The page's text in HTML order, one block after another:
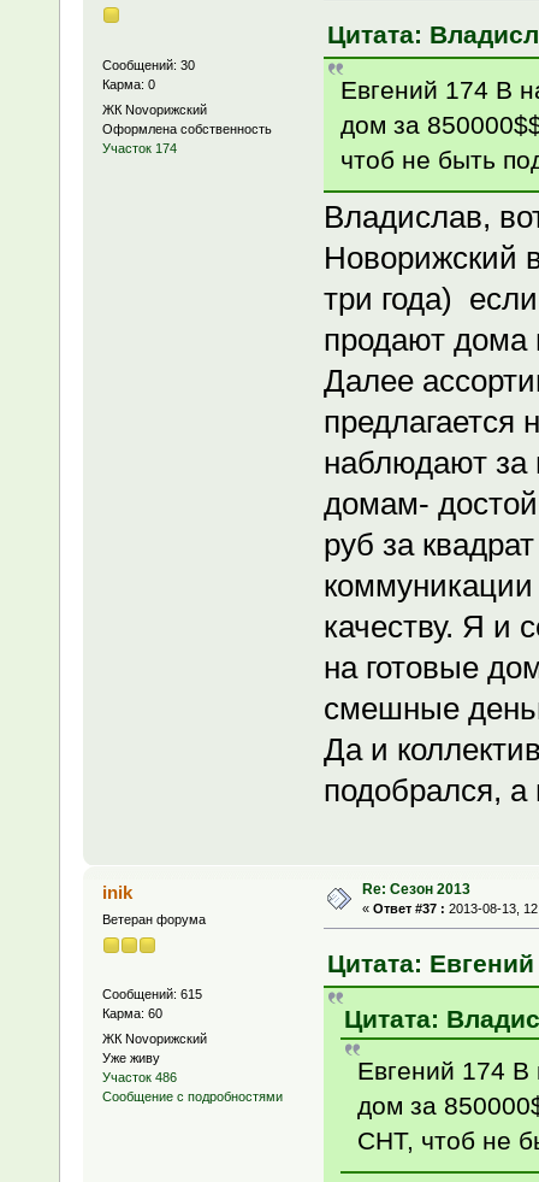
Сообщений: 30
Карма: 0
ЖК Novoрижский
Оформлена собственность
Участок 174
Цитата:
Евгений 174 В
дом за
чтоб не быть
Владислав,
Новорижский
три года)
продают
Далее
предлагается
наблюдают за
домам-
руб за
качеству. Я и
на готовые
смешные
Да и
подобрался, а
inik
Ветеран форума
Сообщений: 615
Карма: 60
ЖК Novoрижский
Уже живу
Участок 486
Сообщение с подробностями
Re: Сезон 2013
« Ответ #37 : 2013-08-13,
Цитата:
Цитата:
Евгений 174
дом за
СНТ, чтоб не